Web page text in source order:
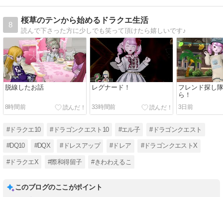
8
桜草のテンから始めるドラクエ生活
読んで下さった方に少しでも笑って頂けたら嬉しいです♪
脱線したお話
8時間前
レグナード！
33時間前
フレンド探し
ら！
3日前
#ドラクエ10 #ドラゴンクエスト10 #エル子 #ドラゴンクエスト
#DQ10 #DQX #ドレスアップ #ドレア #ドラゴンクエストX
#ドラクエX #際和得留子 #きわわえるこ
このブログのここがポイント